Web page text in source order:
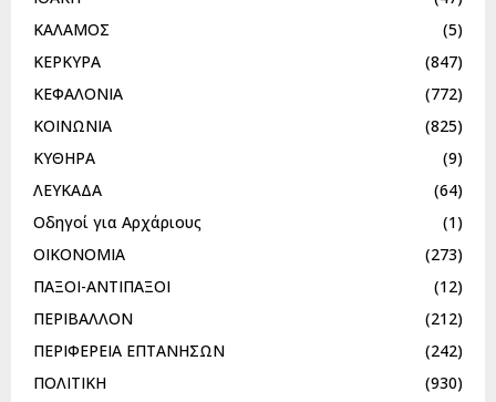
ΚΑΛΑΜΟΣ
(5)
ΚΕΡΚΥΡΑ
(847)
ΚΕΦΑΛΟΝΙΑ
(772)
ΚΟΙΝΩΝΙΑ
(825)
ΚΥΘΗΡΑ
(9)
ΛΕΥΚΑΔΑ
(64)
Οδηγοί για Αρχάριους
(1)
ΟΙΚΟΝΟΜΙΑ
(273)
ΠΑΞΟΙ-ΑΝΤΙΠΑΞΟΙ
(12)
ΠΕΡΙΒΑΛΛΟΝ
(212)
ΠΕΡΙΦΕΡΕΙΑ ΕΠΤΑΝΗΣΩΝ
(242)
ΠΟΛΙΤΙΚΗ
(930)